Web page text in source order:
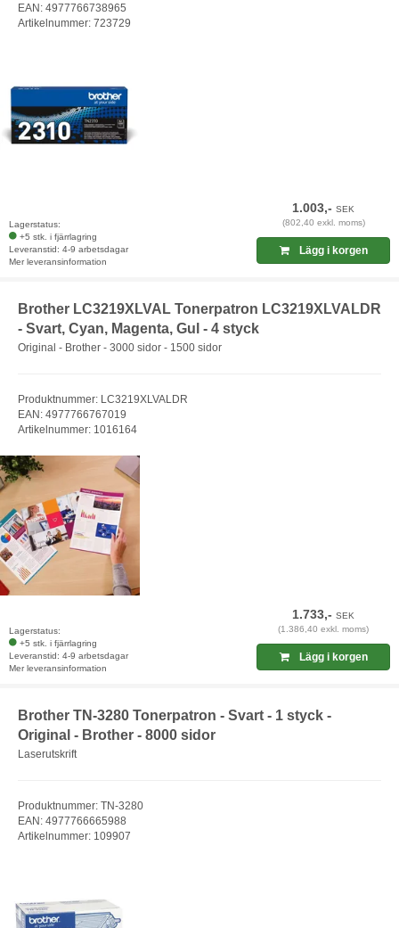
EAN: 4977766738965
Artikelnummer: 723729
Lagerstatus:
+5 stk. i fjärrlagring
Leveranstid: 4-9 arbetsdagar
Mer leveransinformation
1.003,-SEK
(802,40 exkl. moms)
Lägg i korgen
Brother LC3219XLVAL Tonerpatron LC3219XLVALDR
- Svart, Cyan, Magenta, Gul - 4 styck
Original - Brother - 3000 sidor - 1500 sidor
Produktnummer: LC3219XLVALDR
EAN: 4977766767019
Artikelnummer: 1016164
Lagerstatus:
+5 stk. i fjärrlagring
Leveranstid: 4-9 arbetsdagar
Mer leveransinformation
1.733,-SEK
(1.386,40 exkl. moms)
Lägg i korgen
Brother TN-3280 Tonerpatron - Svart - 1 styck -
Original - Brother - 8000 sidor
Laserutskrift
Produktnummer: TN-3280
EAN: 4977766665988
Artikelnummer: 109907